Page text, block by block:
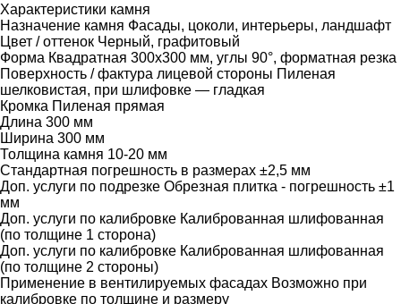
Характеристики камня
Назначение камня Фасады, цоколи, интерьеры, ландшафт
Цвет / оттенок Черный, графитовый
Форма Квадратная 300х300 мм, углы 90°, форматная резка
Поверхность / фактура лицевой стороны Пиленая
шелковистая, при шлифовке — гладкая
Кромка Пиленая прямая
Длина 300 мм
Ширина 300 мм
Толщина камня 10-20 мм
Стандартная погрешность в размерах ±2,5 мм
Доп. услуги по подрезке Обрезная плитка - погрешность ±1
мм
Доп. услуги по калибровке Калиброванная шлифованная
(по толщине 1 сторона)
Доп. услуги по калибровке Калиброванная шлифованная
(по толщине 2 стороны)
Применение в вентилируемых фасадах Возможно при
калибровке по толщине и размеру